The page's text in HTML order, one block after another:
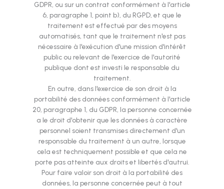
GDPR, ou sur un contrat conformément à l'article
6, paragraphe 1, point b), du RGPD, et que le
traitement est effectué par des moyens
automatisés, tant que le traitement n'est pas
nécessaire à l'exécution d'une mission d'intérêt
public ou relevant de l'exercice de l'autorité
publique dont est investi le responsable du
traitement.
En outre, dans l'exercice de son droit à la
portabilité des données conformément à l'article
20, paragraphe 1, du GDPR, la personne concernée
a le droit d'obtenir que les données à caractère
personnel soient transmises directement d'un
responsable du traitement à un autre, lorsque
cela est techniquement possible et que cela ne
porte pas atteinte aux droits et libertés d'autrui.
Pour faire valoir son droit à la portabilité des
données, la personne concernée peut à tout